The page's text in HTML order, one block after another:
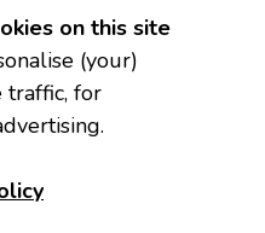
on this site
(your)
traffic, for